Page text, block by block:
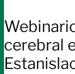
cerebral